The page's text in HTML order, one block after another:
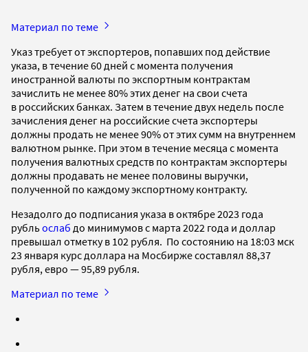
Материал по теме
Указ требует от экспортеров, попавших под действие
указа, в течение 60 дней с момента получения
иностранной валюты по экспортным контрактам
зачислить не менее 80% этих денег на свои счета
в российских банках. Затем в течение двух недель после
зачисления денег на российские счета экспортеры
должны продать не менее 90% от этих сумм на внутреннем
валютном рынке. При этом в течение месяца с момента
получения валютных средств по контрактам экспортеры
должны продавать не менее половины выручки,
полученной по каждому экспортному контракту.
Незадолго до подписания указа в октябре 2023 года
рубльослаб до минимумов с марта 2022 года и доллар
превышал отметку в 102 рубля. По состоянию на 18:03 мск
23 января курс доллара на Мосбирже составлял 88,37
рубля, евро — 95,89 рубля.
Материал по теме